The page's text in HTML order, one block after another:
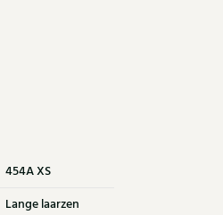
454A XS
Lange laarzen